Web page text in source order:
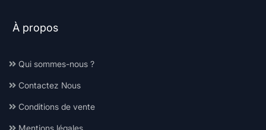
À propos
Qui sommes-nous ?
Contactez Nous
Conditions de vente
Mentions légales